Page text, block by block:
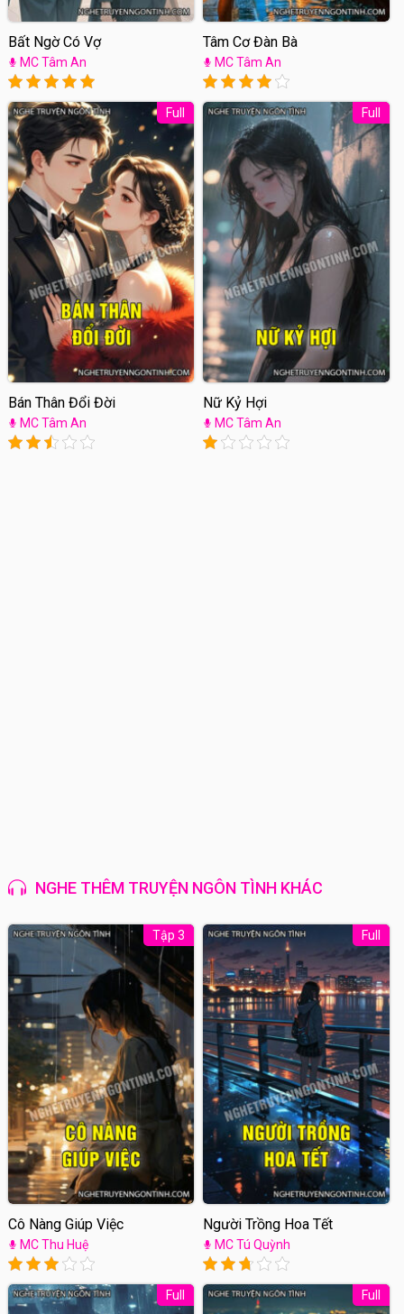
Bất Ngờ Có Vợ
MC Tâm An
Tâm Cơ Đàn Bà
MC Tâm An
Bán Thân Đổi Đời
MC Tâm An
Full
Nữ Kỷ Hợi
MC Tâm An
Full
NGHE THÊM TRUYỆN NGÔN TÌNH KHÁC
Cô Nàng Giúp Việc
MC Thu Huệ
Tập 3
Người Trồng Hoa Tết
MC Tú Quỳnh
Full
Full Full